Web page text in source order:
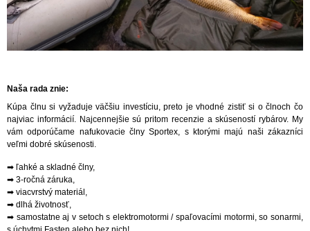
Naša rada znie:
Kúpa člnu si vyžaduje väčšiu investíciu, preto je vhodné zistiť si o člnoch čo
najviac informácií. Najcennejšie sú pritom recenzie a skúseností rybárov. My
vám odporúčame nafukovacie člny Sportex, s ktorými majú naši zákazníci
veľmi dobré skúsenosti.
➡ ľahké a skladné člny,
➡ 3-ročná záruka,
➡ viacvrstvý materiál,
➡ dlhá životnosť,
➡ samostatne aj v setoch s elektromotormi / spaľovacími motormi, so sonarmi,